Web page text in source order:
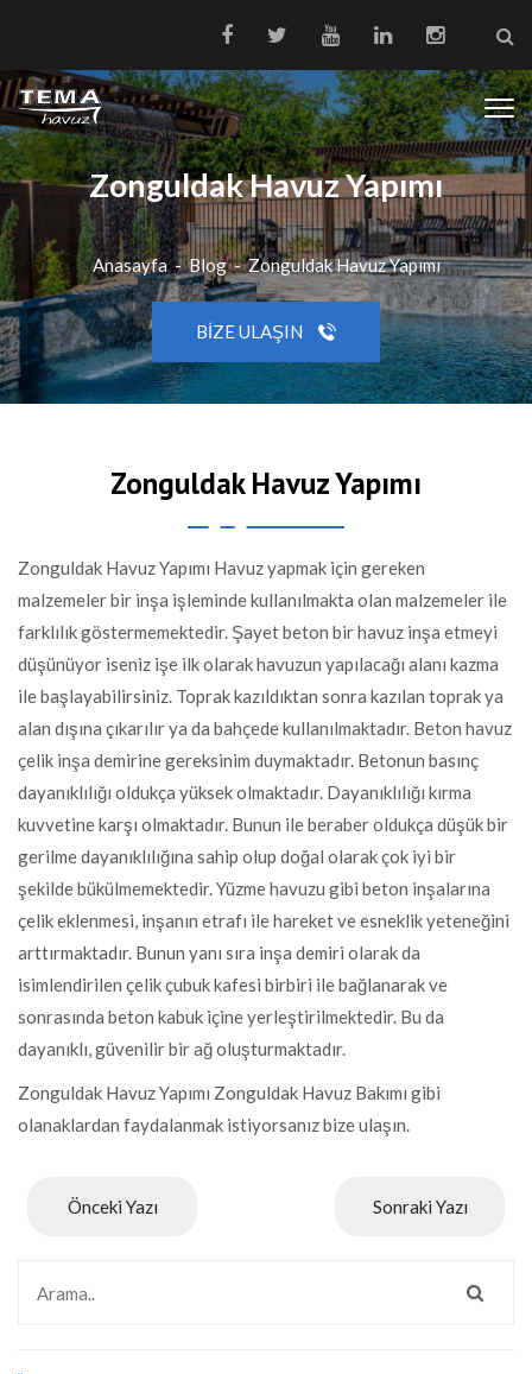
Zonguldak Havuz Yapımı
Anasayfa - Blog - Zonguldak Havuz Yapımı
BIZE ULAŞIN
Zonguldak Havuz Yapımı
Zonguldak Havuz Yapımı Havuz yapmak için gereken
malzemeler bir inşa işleminde kullanılmakta olan malzemeler ile
farklılık göstermemektedir. Şayet beton bir havuz inşa etmeyi
düşünüyor iseniz işe ilk olarak havuzun yapılacağı alanı kazma
ile başlayabilirsiniz. Toprak kazıldıktan sonra kazılan toprak ya
alan dışına çıkarılır ya da bahçede kullanılmaktadır. Beton havuz
çelik inşa demirine gereksinim duymaktadır. Betonun basınç
dayanıklılığı oldukça yüksek olmaktadır. Dayanıklılığı kırma
kuvvetine karşı olmaktadır. Bunun ile beraber oldukça düşük bir
gerilme dayanıklılığına sahip olup doğal olarak çok iyi bir
şekilde bükülmemektedir. Yüzme havuzu gibi beton inşalarına
çelik eklenmesi, inşanın etrafı ile hareket ve esneklik yeteneğini
arttırmaktadır. Bunun yanı sıra inşa demiri olarak da
isimlendirilen çelik çubuk kafesi birbiri ile bağlanarak ve
sonrasında beton kabuk içine yerleştirilmektedir. Bu da
dayanıklı, güvenilir bir ağ oluşturmaktadır.
Zonguldak Havuz Yapımı Zonguldak Havuz Bakımı gibi
olanaklardan faydalanmak istiyorsanız bize ulaşın.
Önceki Yazı Sonraki Yazı